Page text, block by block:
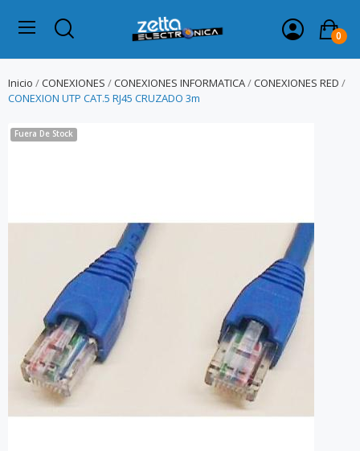
0
Inicio CONEXIONES CONEXIONES INFORMATICA
CONEXIONES RED
CONEXION UTP CAT.5 RJ45 CRUZADO 3m
Fuera De Stock